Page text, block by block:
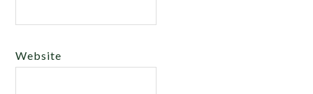
Website